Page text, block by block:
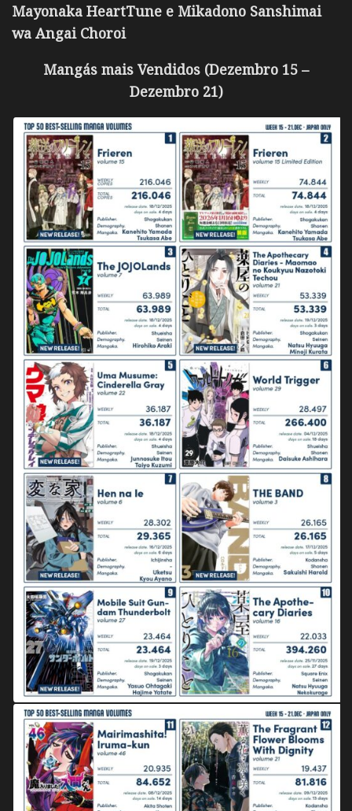
Mayonaka HeartTune e Mikadono Sanshimai
wa Angai Choroi
Mangás mais Vendidos (Dezembro 15 –
Dezembro 21)